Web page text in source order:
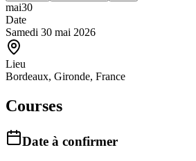
mai30
Date
Samedi 30 mai 2026
Lieu
Bordeaux, Gironde, France
Courses
Date à confirmer